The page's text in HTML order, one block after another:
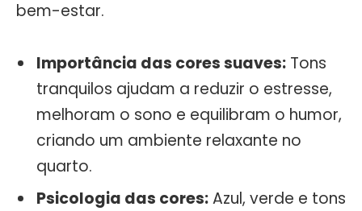
bem-estar.
Importância das cores suaves: Tons
tranquilos ajudam a reduzir o estresse,
melhoram o sono e equilibram o humor,
criando um ambiente relaxante no
quarto.
Psicologia das cores:Azul, verde e tons